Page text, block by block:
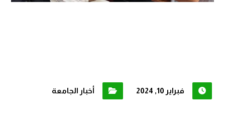
فبراير 10, 2024 أخبار الجامعة